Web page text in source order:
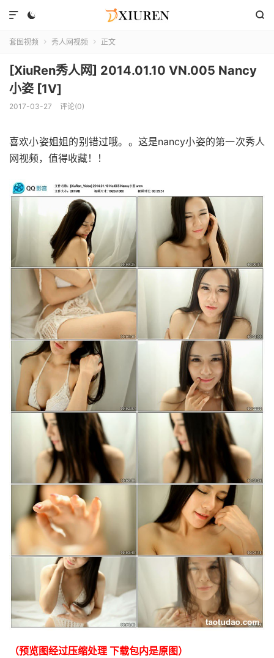
 

套图视频  秀人网视频  正文
[XiuRen秀人网] 2014.01.10 VN.005 Nancy
小姿 [1V]
2017-03-27 评论(0)
喜欢小姿姐姐的别错过哦。。这是nancy小姿的第一次秀人
网视频，值得收藏！！
（预览图经过压缩处理 下载包内是原图）